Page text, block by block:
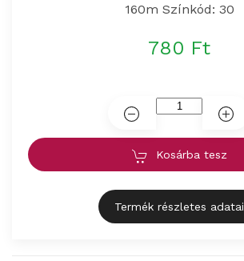
160m Színkód: 30
780 Ft
Kosárba tesz
Termék részletes adatai